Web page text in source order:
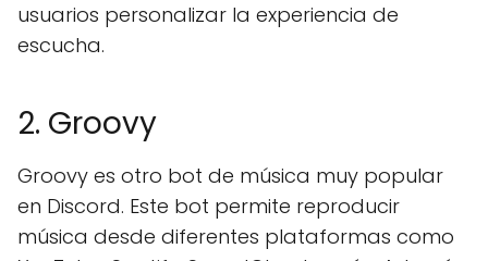
usuarios personalizar la experiencia de
escucha.
2. Groovy
Groovy es otro bot de música muy popular
en Discord. Este bot permite reproducir
música desde diferentes plataformas como